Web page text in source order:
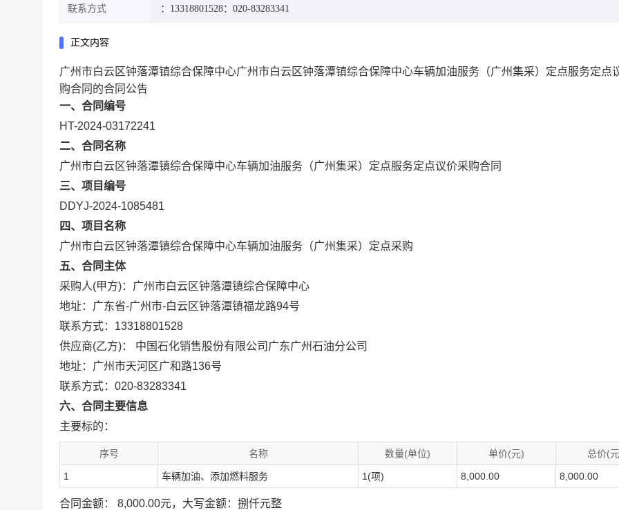
联系方式 ：13318801528：020-83283341
正文内容
广州市白云区钟落潭镇综合保障中心广州市白云区钟落潭镇综合保障中心车辆加油服务（广州集采）定点服务定点
购合同的合同公告
一、合同编号
HT-2024-03172241
二、合同名称
广州市白云区钟落潭镇综合保障中心车辆加油服务（广州集采）定点服务定点议价采购合同
三、项目编号
DDYJ-2024-1085481
四、项目名称
广州市白云区钟落潭镇综合保障中心车辆加油服务（广州集采）定点采购
五、合同主体
采购人(甲方)：广州市白云区钟落潭镇综合保障中心
地址：广东省-广州市-白云区钟落潭镇福龙路94号
联系方式：13318801528
供应商(乙方)： 中国石化销售股份有限公司广东广州石油分公司
地址：广州市天河区广和路136号
联系方式：020-83283341
六、合同主要信息
主要标的：
序号 名称 数量(单位) 单价(元) 总价(
1 车辆加油、添加燃料服务 1(项) 8,000.00 8,000.00
合同金额： 8,000.00元，大写金额：捌仟元整